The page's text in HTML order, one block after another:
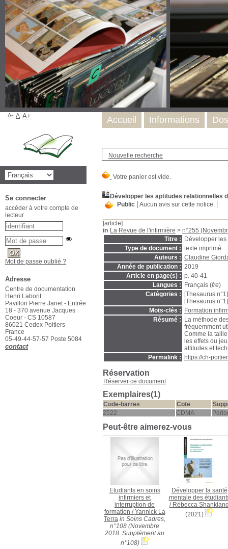
Nouvelle recherche
Développer les aptitudes relationnelles
Public
Aucun avis sur cette notice.
[article]
in La Revue de l'infirmière > n°255
Titre :
Développer
Type de document : texte imprimé
Auteurs : Claudine
Année de publication : 2019
Article en page(s) : p. 40-41
Langues :
Français (fre)
Catégories :
[Thesaurus
[Thesaurus
Mots-clés :
Formation
Résumé :
La méthode
fréquemment
Comme la
les effets du
attitudes et
Permalink :
https://ch-
Réservation
Réserver ce document
Exemplaires(1)
Code-barres Cote
2522
CDMA
Peut-être aimerez-vous
Etudiants en soins
infirmiers et
interruption de
formation /Yannick La
Terra in Soins Cadres,
n°108 (Novembre
2018. Supplément au
n°108)
Développer la santé
mentale des
/ Rébecca
(2021)
Accueil Informations
A- A A+
Se connecter
accéder à votre compte de
lecteur
Mot de passe oublié ?
Adresse
Centre de documentation
Henri Laborit
Pavillon Pierre Janet - Entrée
18 - 370 avenue Jacques
Coeur - CS 10587
86021 Cedex Poitiers
France
05-49-44-57-57 Poste 5084
contact